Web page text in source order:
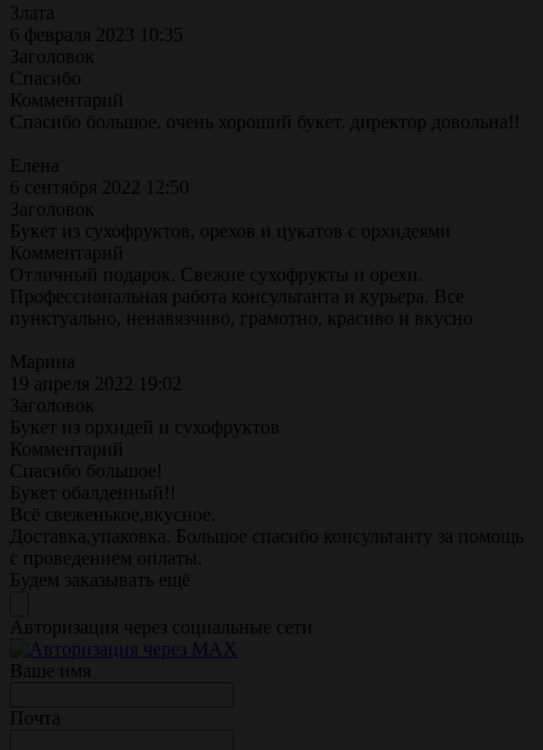
Злата
6 февраля 2023 10:35
Заголовок
Спасибо
Комментарий
Спасибо большое. очень хороший букет. директор довольна!!
Елена
6 сентября 2022 12:50
Заголовок
Букет из сухофруктов, орехов и цукатов с орхидеями
Комментарий
Отличный подарок. Свежие сухофрукты и орехи.
Профессиональная работа консультанта и курьера. Все
пунктуально, ненавязчиво, грамотно, красиво и вкусно
Марина
19 апреля 2022 19:02
Заголовок
Букет из орхидей и сухофруктов
Комментарий
Спасибо большое!
Букет обалденный!!
Всё свеженькое,вкусное.
Доставка,упаковка. Большое спасибо консультанту за помощь
с проведением оплаты.
Будем заказывать ещё
Авторизация через социальные сети
Ваше имя
Почта